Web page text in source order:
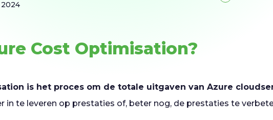
Cost Optimisation?
is het proces om de totale uitgaven van Azure
in te leveren op prestaties of, beter nog, de prestaties te